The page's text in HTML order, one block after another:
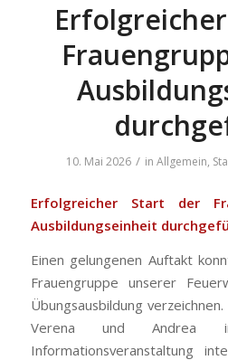
10. Mai 2026 / inAllgemein,
Erfolgreicher Start der
Ausbildungseinheit
Einen gelungenen Auftakt
Frauengruppe unserer
Übungsausbildung
Verena und Andrea
Informationsveranstaltung